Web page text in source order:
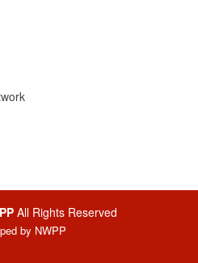
All Rights Reserved
by NWPP